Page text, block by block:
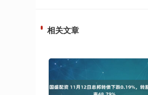
相关文章